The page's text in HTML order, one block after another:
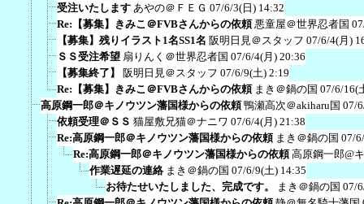
受注いたします あやの＠ＦＥＧ 07/6/3(日) 14:32
Re:【募集】きみこ＠FVBさんからの依頼 悪童屋＠世界忍者国
【募集】残りイラスト1名SS1名 阪明日見＠スタッフ 07/6/4(月)
ＳＳ受注希望 扇りんく＠世界忍者国 07/6/4(月) 20:36
【募集終了】
阪明日見＠スタッフ 07/6/9(土) 2:19
Re:【募集】きみこ＠FVBさんからの依頼 まき＠鍋の国 07/6/16(
高原鋼一郎＠キノウツン藩国様からの依頼 鴨瀬高次＠akiharu国 07/
依頼受理＠ＳＳ 猫屋敷兄猫＠ナニワ 07/6/4(月) 21:38
Re:高原鋼一郎＠キノウツン藩国様からの依頼 まき＠鍋の国 07/
Re:高原鋼一郎＠キノウツン藩国様からの依頼 高原鋼一郎@
作業遅延の連絡 まき＠鍋の国 07/6/9(土) 14:35
お待たせいたしました、完成です。
まき＠鍋の国 07/